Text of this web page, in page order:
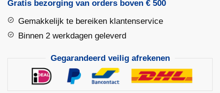
21
tanden
Gratis bezorging van orders boven € 500
Gemakkelijk te bereiken klantenservice
Binnen 2 werkdagen geleverd
Gegarandeerd veilig afrekenen